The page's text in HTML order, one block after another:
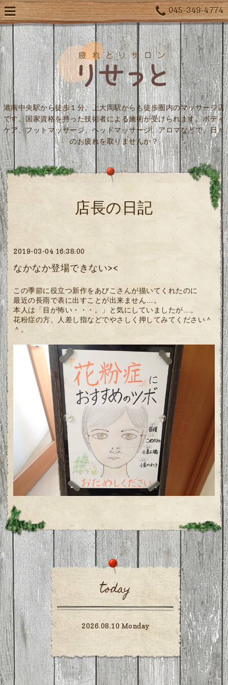
045-349-4774
港南中央駅から徒歩１分、上大岡駅からも徒歩圏内のマッサージ店
です。国家資格を持った技術者による施術が受けられます。ボディ
ケア、フットマッサージ、ヘッドマッサージ、アロマなどで、日々
のお疲れを取りませんか？
店長の日記
2019-03-04 16:38:00
なかなか登場できない><
この季節に役立つ新作をあびこさんが描いてくれたのに
最近の長雨で表に出すことが出来ません…。
本人は「目が怖い・・・。」と気にしていましたが…。
花粉症の方、人差し指などでやさしく押してみてください＾
＾。
today
2026.08.10 Monday